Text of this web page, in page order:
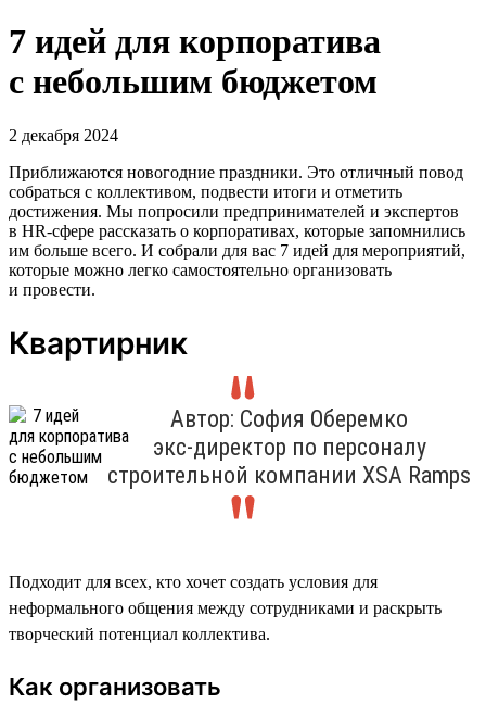
7 идей для корпоратива
с небольшим бюджетом
2 декабря 2024
Приближаются новогодние праздники. Это отличный повод
собраться с коллективом, подвести итоги и отметить
достижения. Мы попросили предпринимателей и экспертов
в HR-сфере рассказать о корпоративах, которые запомнились
им больше всего. И собрали для вас 7 идей для мероприятий,
которые можно легко самостоятельно организовать
и провести.
Квартирник
Автор: София Оберемко
экс-директор по персоналу
строительной компании XSA Ramps
Подходит для всех, кто хочет создать условия для
неформального общения между сотрудниками и раскрыть
творческий потенциал коллектива.
Как организовать